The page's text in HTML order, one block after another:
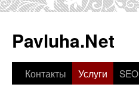
Pavluha.Net
Контакты Услуги SEO